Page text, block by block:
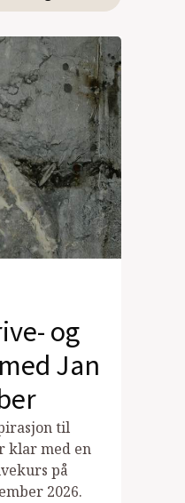
og
Jan
til
klar med en
på
2026.